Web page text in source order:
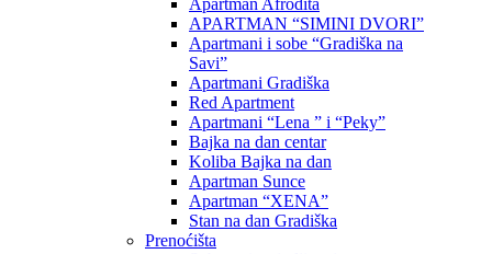
Apartman Afrodita
APARTMAN “SIMINI DVORI”
Apartmani i sobe “Gradiška na
Savi”
Apartmani Gradiška
Red Apartment
Apartmani “Lena ” i “Peky”
Bajka na dan centar
Koliba Bajka na dan
Apartman Sunce
Apartman “XENA”
Stan na dan Gradiška
Prenoćišta